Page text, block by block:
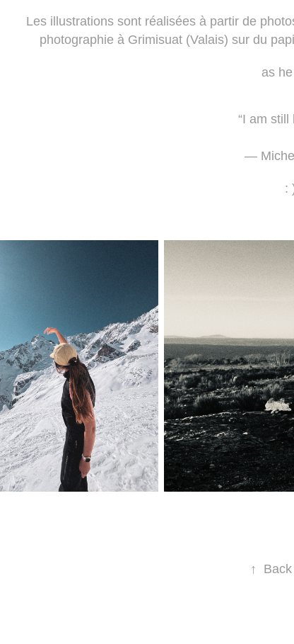
Les illustrations sont réalisées à partir de
photographie à Grimisuat (Valais) sur du
as
“I am still
—
:
↑